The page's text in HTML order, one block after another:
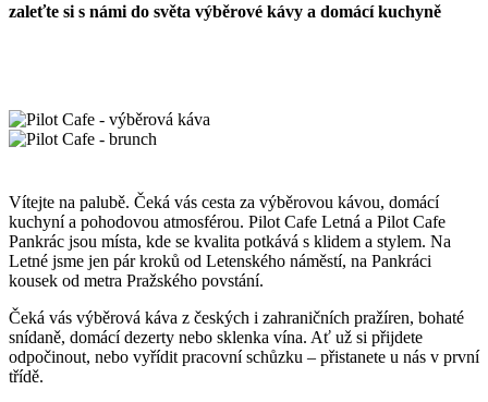
zaleťte si s námi do světa výběrové kávy a domácí kuchyně
Vítejte na palubě. Čeká vás cesta za výběrovou kávou, domácí
kuchyní a pohodovou atmosférou. Pilot Cafe Letná a Pilot Cafe
Pankrác jsou místa, kde se kvalita potkává s klidem a stylem. Na
Letné jsme jen pár kroků od Letenského náměstí, na Pankráci
kousek od metra Pražského povstání.
Čeká vás výběrová káva z českých i zahraničních pražíren, bohaté
snídaně, domácí dezerty nebo sklenka vína. Ať už si přijdete
odpočinout, nebo vyřídit pracovní schůzku – přistanete u nás v první
třídě.